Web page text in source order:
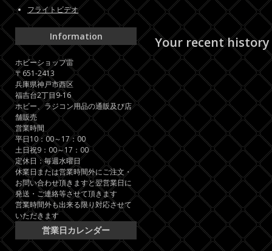
Your recent history
フライトビデオ
Information
ホビーショップ雷
〒651-2413
兵庫県神戸市西区
福吉台2丁目9-16
ホビー、ラジコン用品の通販及び店
舗販売
営業時間
平日10：00～17：00
土日祝9：00～17：00
定休日：毎週水曜日
休業日または営業時間外にご注文・
お問い合わせ頂きますと翌営業日に
発送・ご連絡等させて頂きます
営業時間外も出来る限り対応させて
いただきます
営業日カレンダー